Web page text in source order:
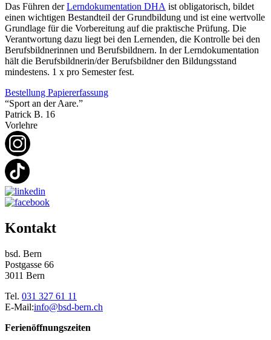
Das Führen derLerndokumentation DHA ist obligatorisch, bildet
einen wichtigen Bestandteil der Grundbildung und ist eine wertvolle
Grundlage für die Vorbereitung auf die praktische Prüfung. Die
Verantwortung dazu liegt bei den Lernenden, die Kontrolle bei den
Berufsbildnerinnen und Berufsbildnern. In der Lerndokumentation
hält die Berufsbildnerin/der Berufsbildner den Bildungsstand
mindestens. 1 x pro Semester fest.
Bestellung Papiererfassung
“Sport an der Aare.”
Patrick B. 16
Vorlehre
Kontakt
bsd. Bern
Postgasse 66
3011 Bern
Tel. 031 327 61 11
E-Mail:info@bsd-bern.ch
Ferienöffnungszeiten